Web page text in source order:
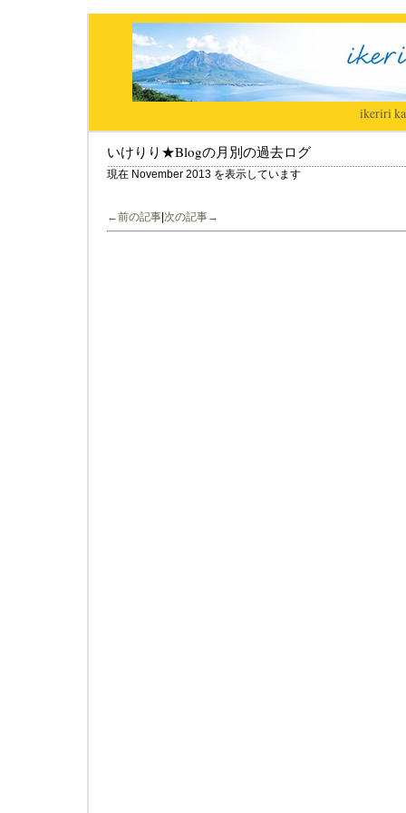
ikeriri|
いけりり★Blogの月別の過去ログ
現在 November 2013 を表示しています
←前の記事 次の記事→